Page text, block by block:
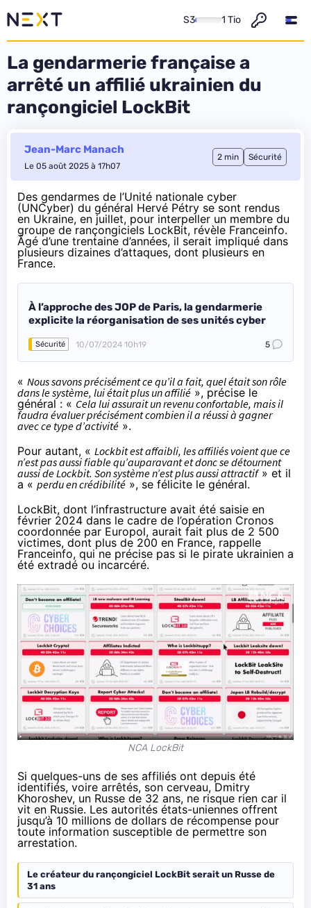
S3 1 Tio
La gendarmerie française a
arrêté un affilié ukrainien du
rançongiciel LockBit
Jean-Marc Manach
Le 05 août 2025 à 17h07
2 min Sécurité
Des gendarmes de l’Unité nationale cyber
(UNCyber) du général Hervé Pétry se sont rendus
en Ukraine, en juillet, pour interpeller un membre du
groupe de rançongiciels LockBit, révèle Franceinfo.
Âgé d’une trentaine d’années, il serait impliqué dans
plusieurs dizaines d’attaques, dont plusieurs en
France.
À l’approche des JOP de Paris, la gendarmerie
explicite la réorganisation de ses unités cyber
Sécurité 10/07/2024 10h19 5
« Nous savons précisément ce qu’il a fait, quel était son rôle
dans le système, lui était plus un affilié », précise le
général : « Cela lui assurait un revenu confortable, mais il
faudra évaluer précisément combien il a réussi à gagner
avec ce type d’activité ».
Pour autant, « Lockbit est affaibli, les affiliés voient que ce
n’est pas aussi fiable qu’auparavant et donc se détournent
aussi de Lockbit. Son système n’est plus aussi attractif» et il
a « perdu en crédibilité », se félicite le général.
LockBit, dont l’infrastructure avait été saisie en
février 2024 dans le cadre de l’opération Cronos
coordonnée par Europol, aurait fait plus de 2 500
victimes, dont plus de 200 en France, rappelle
Franceinfo, qui ne précise pas si le pirate ukrainien a
été extradé ou incarcéré.
NCA LockBit
Si quelques-uns de ses affiliés ont depuis été
identifiés, voire arrêtés, son cerveau, Dmitry
Khoroshev, un Russe de 32 ans, ne risque rien car il
vit en Russie. Les autorités états-uniennes offrent
jusqu’à 10 millions de dollars de récompense pour
toute information susceptible de permettre son
arrestation.
Le créateur du rançongiciel LockBit serait un Russe de
31 ans